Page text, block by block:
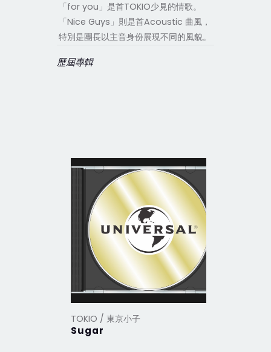
「for you」是首TOKIO少見的情歌。
「Nice Guys」則是首Acoustic 曲風，
特別是團長以主音身份展現不同的風貌。
歷屆專輯
TOKIO / 東京小子
Sugar